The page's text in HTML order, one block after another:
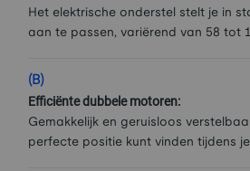
Het elektrische onderstel stelt je in
aan te passen, variërend van 58 tot
(B)
Efficiënte dubbele motoren:
Gemakkelijk en geruisloos
perfecte positie kunt vinden tijdens